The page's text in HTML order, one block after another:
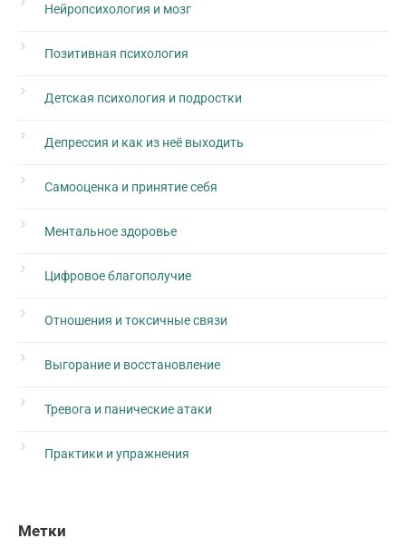
Нейропсихология и мозг
Позитивная психология
Детская психология и подростки
Депрессия и как из неё выходить
Самооценка и принятие себя
Ментальное здоровье
Цифровое благополучие
Отношения и токсичные связи
Выгорание и восстановление
Тревога и панические атаки
Практики и упражнения
Метки